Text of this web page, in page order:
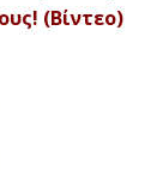
(Βίντεο)